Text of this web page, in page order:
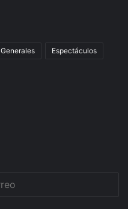
Generales Espectáculos